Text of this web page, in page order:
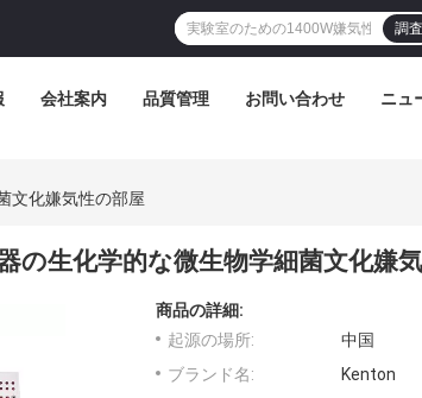
調査
会社案内 品質管理 お問い合わせ ニュ
文化嫌気性の部屋
の生化学的な微生物学細菌文化嫌
商品の詳細:
起源の場所:
中国
ブランド名:
Kenton